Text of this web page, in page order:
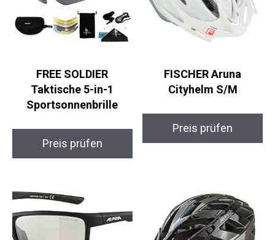
FREE SOLDIER
Taktische 5-in-1
Sportsonnenbrille
Preis prüfen
FISCHER Aruna
Cityhelm S/M
Preis prüfen